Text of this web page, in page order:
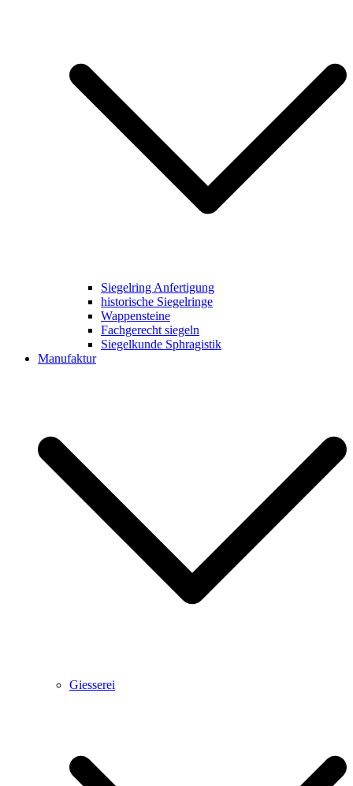
Siegelring Anfertigung
historische Siegelringe
Wappensteine
Fachgerecht siegeln
Siegelkunde Sphragistik
Manufaktur
Giesserei